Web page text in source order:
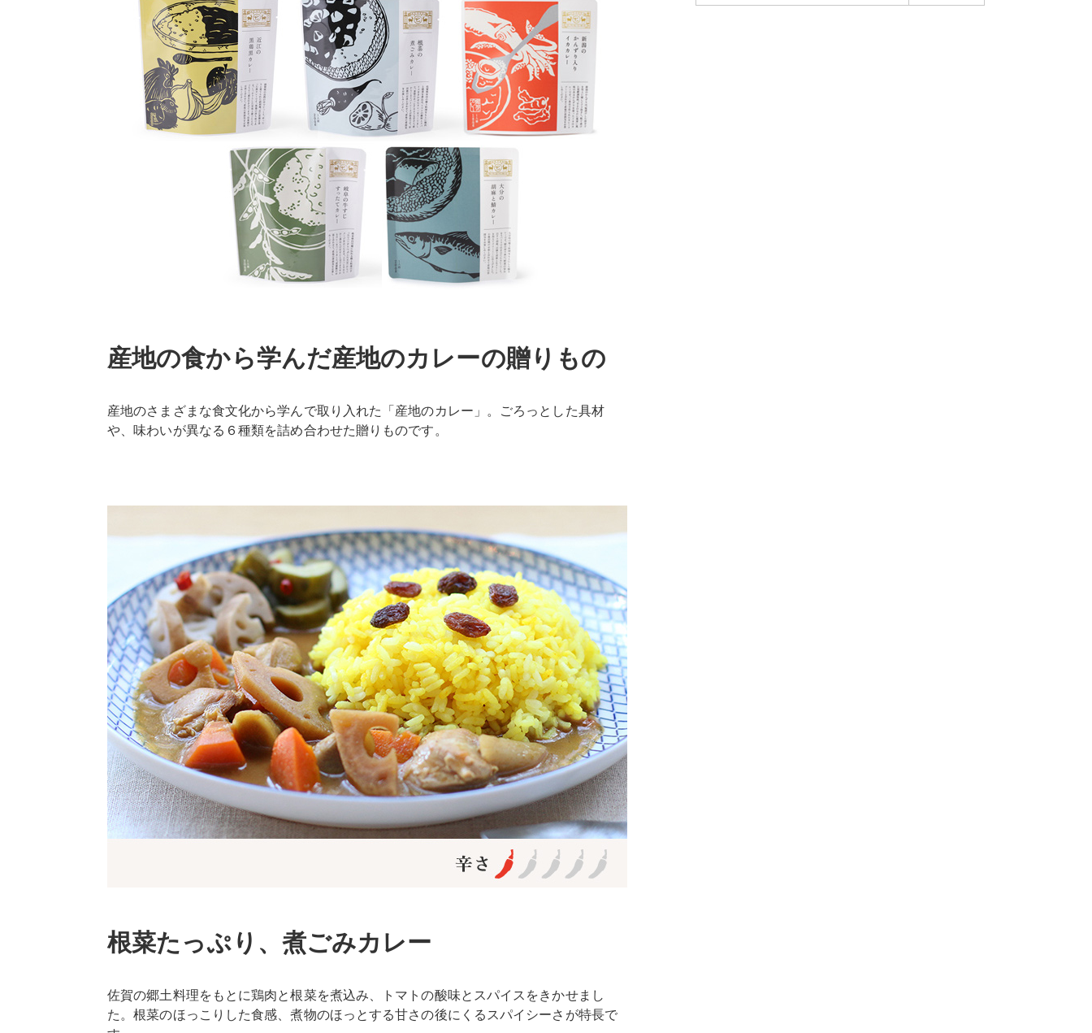
産地の食から学んだ産地のカレーの贈りもの
産地のさまざまな食文化から学んで取り入れた「産地のカレー」。ごろっとした具材
や、味わいが異なる６種類を詰め合わせた贈りものです。
根菜たっぷり、煮ごみカレー
佐賀の郷土料理をもとに鶏肉と根菜を煮込み、トマトの酸味とスパイスをきかせまし
た。根菜のほっこりした食感、煮物のほっとする甘さの後にくるスパイシーさが特長で